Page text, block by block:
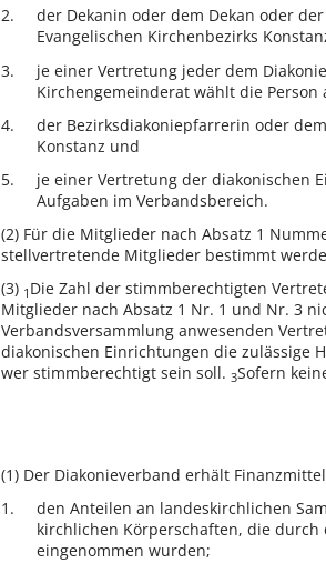
der Dekanin oder dem Dekan oder
Evangelischen Kirchenbezirks
je einer Vertretung jeder dem
Kirchengemeinderat wählt die
der Bezirksdiakoniepfarrerin oder
Konstanz und
je einer Vertretung der diakonischen
Aufgaben im Verbandsbereich.
(2) Für die Mitglieder nach Absatz 1
stellvertretende Mitglieder bestimmt
(3) 1 Die Zahl der stimmberechtigten
Mitglieder nach Absatz 1 Nr. 1 und Nr. 3
Verbandsversammlung anwesenden
diakonischen Einrichtungen die zulässige
wer stimmberechtigt sein soll.3Sofern
(1) Der Diakonieverband erhält
den Anteilen an landeskirchlichen
kirchlichen Körperschaften, die
eingenommen wurden;